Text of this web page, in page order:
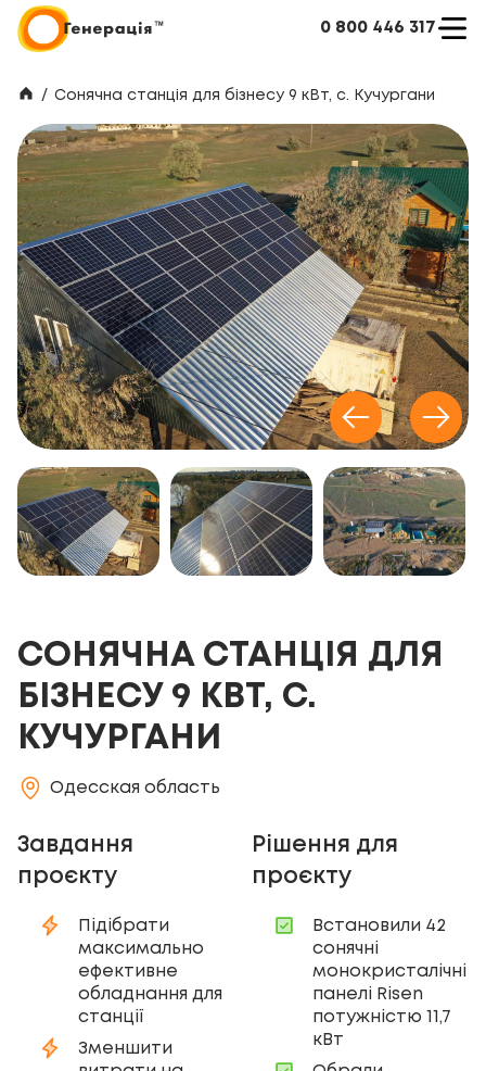
0 800 446 317
/ Сонячна станція для бізнесу 9 кВт, с. Кучургани
СОНЯЧНА СТАНЦІЯ ДЛЯ
БІЗНЕСУ 9 КВТ, С.
КУЧУРГАНИ
Одесская область
Завдання
проєкту
Підібрати
максимально
ефективне
обладнання для
станції
Зменшити
Рішення для
проєкту
Встановили 42
сонячні
монокристалічні
панелі Risen
потужністю 11,7
кВт